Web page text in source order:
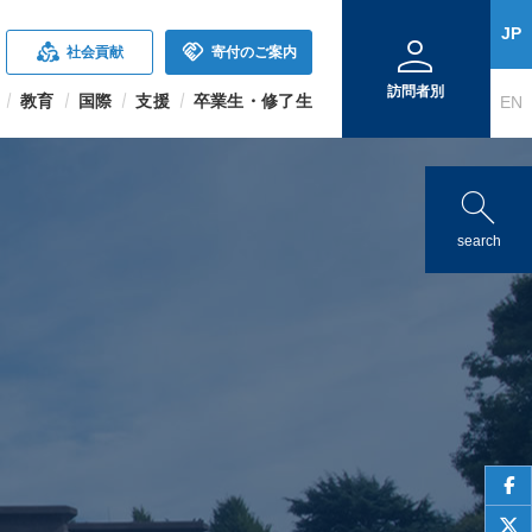
search
search
diversity_2 社会貢献 handshake 寄付のご案内
教育 国際 支援 卒業生・修了生
person
訪問者別
JP
EN